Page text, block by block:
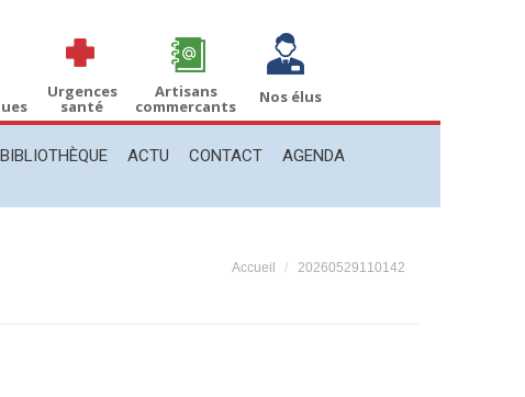
Urgences
santé
Artisans
commercants Nos élus
BIBLIOTHÈQUE ACTU CONTACT AGENDA
Vous êtes ici :
Accueil 20260529110142
CONTACT AGENDA